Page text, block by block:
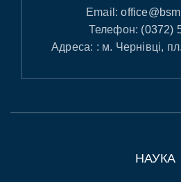
Email:
Телефон: (0372)
Адреса: : м. Чернівці,
НАУКА